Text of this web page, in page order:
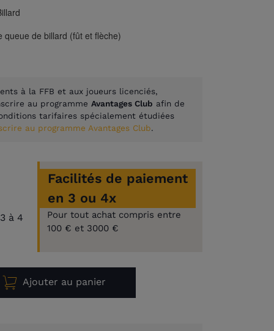
(1 avis)
queue de billard (fût et flèche)
à la FFB et aux joueurs licenciés,
au programme Avantages Club afin de
tarifaires spécialement étudiées
au programme Avantages Club.
à 4
Facilités de paiement
en 3 ou 4x
Pour tout achat compris entre
100 € et 3000 €
Ajouter au panier